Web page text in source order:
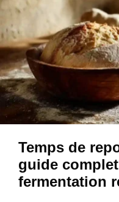
Temps de
guide
fermentation